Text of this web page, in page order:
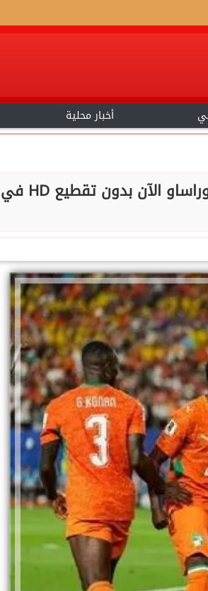
أخبار محلية
يلا شوت.. بث مباشر مشاهدة مباراة كوت ديفوار وكوراساو الآن بدون تقطيع HD في